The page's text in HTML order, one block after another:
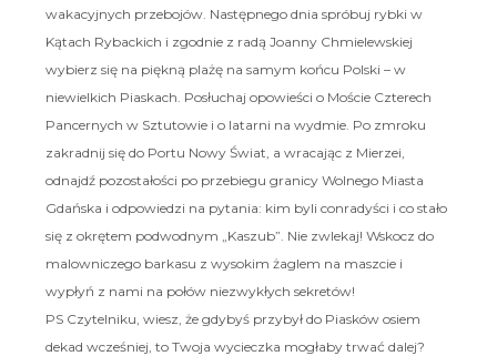
wakacyjnych przebojów. Następnego dnia spróbuj rybki w
Kątach Rybackich i zgodnie z radą Joanny Chmielewskiej
wybierz się na piękną plażę na samym końcu Polski – w
niewielkich Piaskach. Posłuchaj opowieści o Moście Czterech
Pancernych w Sztutowie i o latarni na wydmie. Po zmroku
zakradnij się do Portu Nowy Świat, a wracając z Mierzei,
odnajdź pozostałości po przebiegu granicy Wolnego Miasta
Gdańska i odpowiedzi na pytania: kim byli conradyści i co stało
się z okrętem podwodnym „Kaszub”. Nie zwlekaj! Wskocz do
malowniczego barkasu z wysokim żaglem na maszcie i
wypłyń z nami na połów niezwykłych sekretów!
PS Czytelniku, wiesz, że gdybyś przybył do Piasków osiem
dekad wcześniej, to Twoja wycieczka mogłaby trwać dalej?